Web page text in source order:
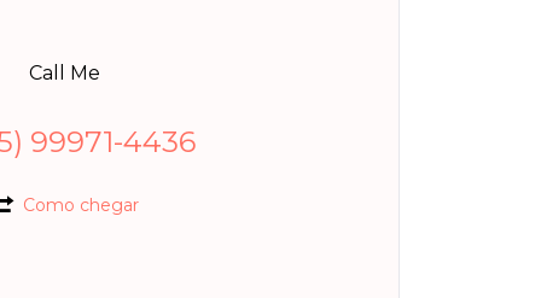
Call Me
99971-4436
Como chegar